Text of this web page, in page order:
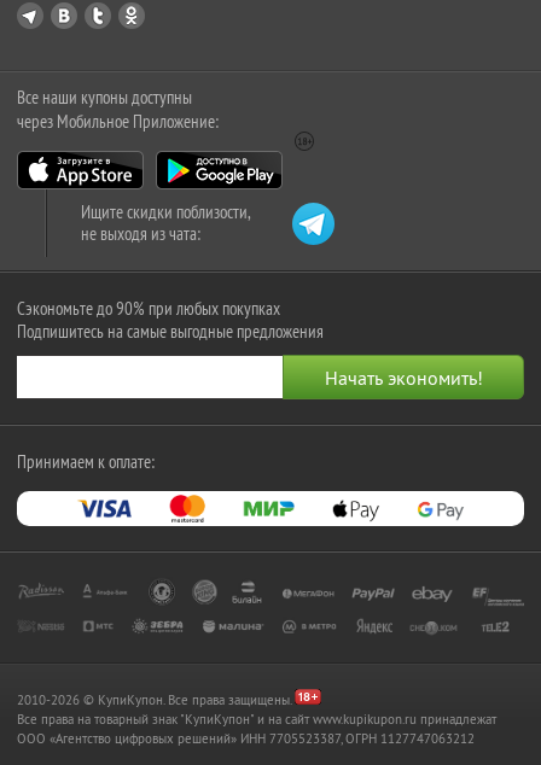
Все наши купоны доступны
через Мобильное Приложение:
Ищите скидки поблизости,
не выходя из чата:
Сэкономьте до 90% при любых покупках
Подпишитесь на самые выгодные предложения
Принимаем к оплате:
2010-2026 © КупиКупон. Все права защищены.
Все права на товарный знак "КупиКупон" и на сайт www.kupikupon.ru принадлежат
OOO «Агентство цифровых решений» ИНН 7705523387, ОГРН 1127747063212